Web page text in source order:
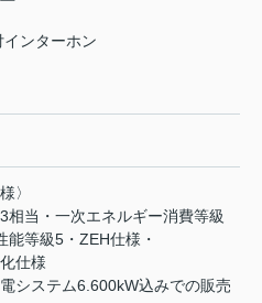
ンターホン
〉
当・一次エネルギー消費等級
能等級5・ZEH仕様・
仕様
システム6.600kW込みでの販売